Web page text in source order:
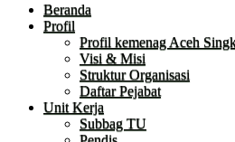
Beranda
Profil
Profil kemenag Aceh
Visi & Misi
Struktur Organisasi
Daftar Pejabat
Unit Kerja
Subbag TU